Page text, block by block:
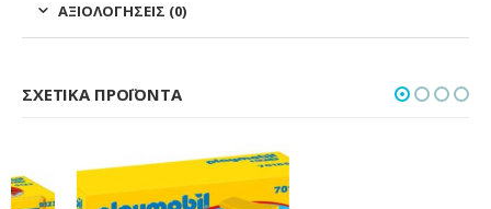
ΑΞΙΟΛΟΓΉΣΕΙΣ (0)
ΣΧΕΤΙΚΆ ΠΡΟΪΌΝΤΑ